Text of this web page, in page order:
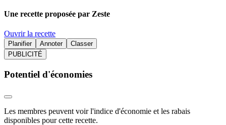
Une recette proposée par Zeste
Ouvrir la recette
Planifier Annoter
Classer
PUBLICITÉ
Potentiel d'économies
Les membres peuvent voir l'indice d'économie et les rabais
disponibles pour cette recette.